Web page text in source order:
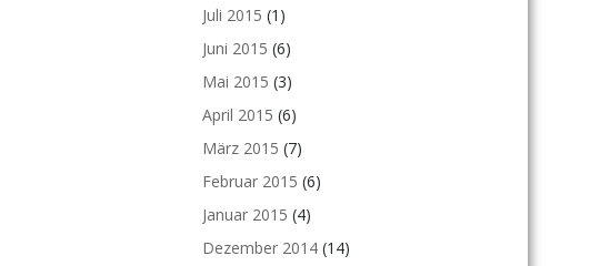
Juli 2015 (1)
Juni 2015 (6)
Mai 2015 (3)
April 2015 (6)
März 2015 (7)
Februar 2015 (6)
Januar 2015 (4)
Dezember 2014 (14)